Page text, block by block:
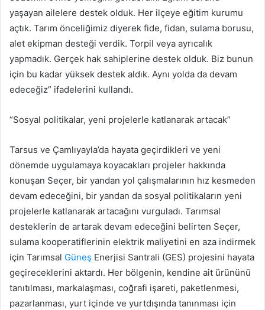
yaşayan ailelere destek olduk. Her ilçeye eğitim kurumu
açtık. Tarım önceliğimiz diyerek fide, fidan, sulama borusu,
alet ekipman desteği verdik. Torpil veya ayrıcalık
yapmadık. Gerçek hak sahiplerine destek olduk. Biz bunun
için bu kadar yüksek destek aldık. Aynı yolda da devam
edeceğiz” ifadelerini kullandı.
“Sosyal politikalar, yeni projelerle katlanarak artacak”
Tarsus ve Çamlıyayla’da hayata geçirdikleri ve yeni
dönemde uygulamaya koyacakları projeler hakkında
konuşan Seçer, bir yandan yol çalışmalarının hız kesmeden
devam edeceğini, bir yandan da sosyal politikaların yeni
projelerle katlanarak artacağını vurguladı. Tarımsal
desteklerin de artarak devam edeceğini belirten Seçer,
sulama kooperatiflerinin elektrik maliyetini en aza indirmek
için Tarımsal Güneş Enerjisi Santrali (GES) projesini hayata
geçireceklerini aktardı. Her bölgenin, kendine ait ürününü
tanıtılması, markalaşması, coğrafi işareti, paketlenmesi,
pazarlanması, yurt içinde ve yurtdışında tanınması için